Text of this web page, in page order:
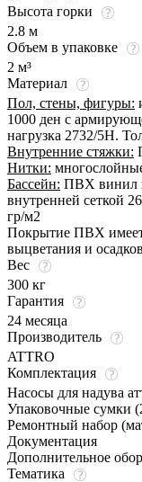
Высота горки
2.8 м
Объем в упаковке
2 м³
Материал
Пол, стены, фигуры:
1000 ден с
нагрузка 2732/5Н.
Внутренние стяжки:
Нитки:
Бассейн: ПВХ винил
внутренней сеткой
гр/м2
Покрытие ПВХ
выцветания и
Вес
300 кг
Гарантия
24 месяца
Производитель
ATTRO
Комплектация
Насосы для надува
Упаковочные сумки
Ремонтный набор
Документация
Дополнительное
Тематика